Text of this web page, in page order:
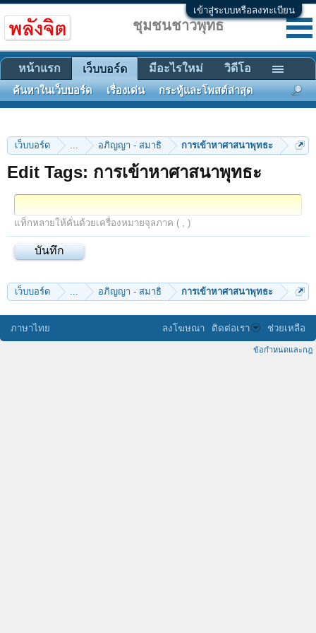
เข้าสู่ระบบหรือลงทะเบียน
เว็บบอร์ด ... อภิญญา - สมาธิ การเข้าหาศาสนาพุทธะ
Edit Tags: การเข้าหาศาสนาพุทธะ
แท็กหลายให้คั่นด้วยเครื่องหมายจุลภาค ( , )
เว็บบอร์ด ... อภิญญา - สมาธิ การเข้าหาศาสนาพุทธะ
ชุมชนชาวพุทธ
หน้าแรก เว็บบอร์ด
ค้นหาในเว็บบอร์ด เรื่องเด่น กระทู้และโพสต์ล่าสุด
มีอะไรใหม่ วิดีโอ
ภาษาไทย ลงโฆษณา ติดต่อเรา ช่วยเหลือ
ข้อกำหนดและกฎ